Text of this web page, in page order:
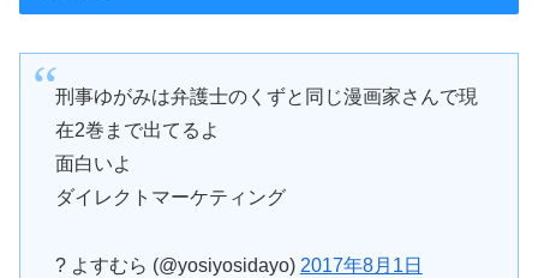
刑事ゆがみは弁護士のくずと同じ漫画家さんで現
在2巻まで出てるよ
面白いよ
ダイレクトマーケティング
? よすむら (@yosiyosidayo) 2017年8月1日